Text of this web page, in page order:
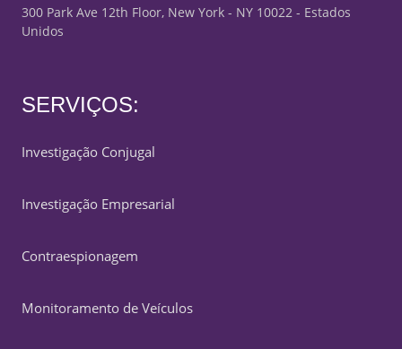
300 Park Ave 12th Floor, New York - NY 10022 - Estados
Unidos
SERVIÇOS:
Investigação Conjugal
Investigação Empresarial
Contraespionagem
Monitoramento de Veículos